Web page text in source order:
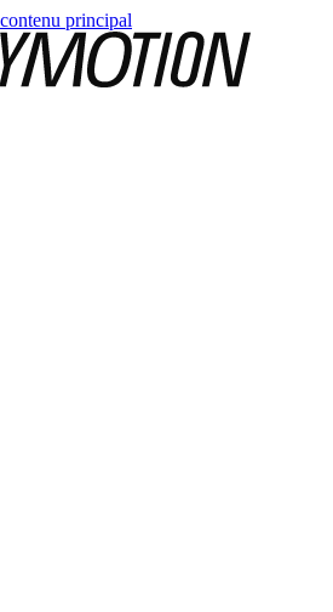
principal